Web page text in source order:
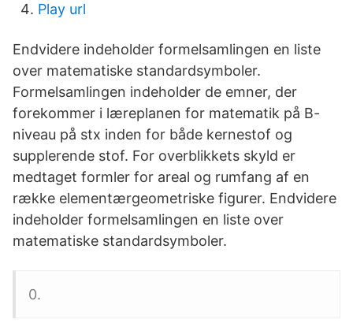
Play url
Endvidere indeholder formelsamlingen en liste
over matematiske standardsymboler.
Formelsamlingen indeholder de emner, der
forekommer i læreplanen for matematik på B-
niveau på stx inden for både kernestof og
supplerende stof. For overblikkets skyld er
medtaget formler for areal og rumfang af en
række elementærgeometriske figurer. Endvidere
indeholder formelsamlingen en liste over
matematiske standardsymboler.
0.